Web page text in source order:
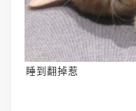
睡到翻掉惹